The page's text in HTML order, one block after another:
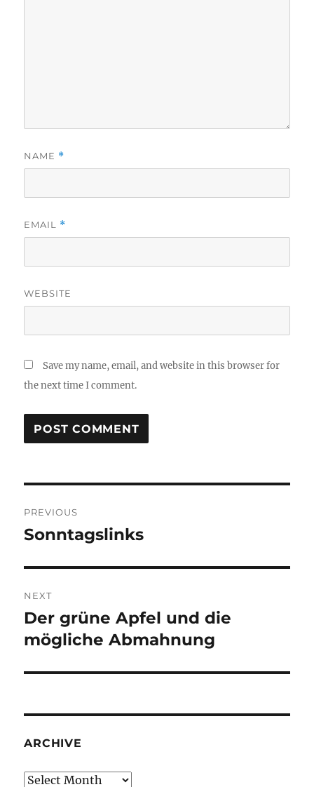
NAME *
EMAIL *
WEBSITE
Save my name, email, and website in this browser for
the next time I comment.
navigation
PREVIOUS
Previous
Sonntagslinks
NEXT
Next
post:
Der grüne Apfel und die
mögliche Abmahnung
ARCHIVE
Archive